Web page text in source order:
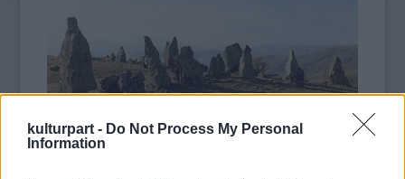
kulturpart - Do Not Process My Personal
Information